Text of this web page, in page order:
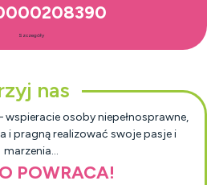
Szczegóły
nas
osoby niepełnosprawne,
i pragną realizować swoje pasje i
marzenia…
POWRACA!